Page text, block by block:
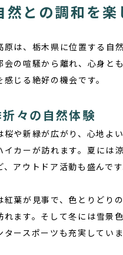
然との調和を
原は、栃木県に位置する自
会の喧騒から離れ、心身と
感じる絶好の機会です。
折々の自然体験
桜や新緑が広がり、心地よ
イカーが訪れます。 夏 には
、アウトドア活動も盛んです
紅葉が見事で、色とりどり
れます。そして冬 には雪景
タースポーツも充実していま